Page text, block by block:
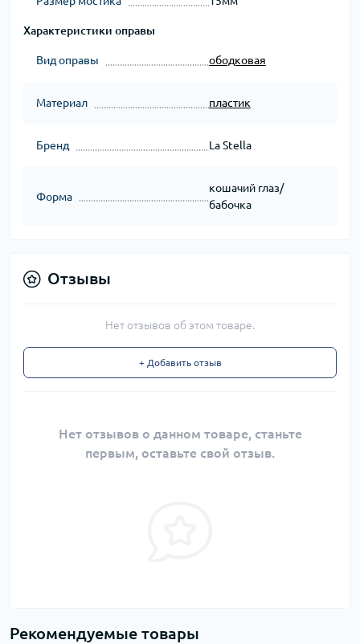
Характеристики оправы
Вид оправы ободковая
Материал пластик
Бренд La Stella
Форма
кошачий глаз/
бабочка
Отзывы
Нет отзывов об этом товаре.
+ Добавить отзыв
Нет отзывов о данном товаре, станьте
первым, оставьте свой отзыв.
Рекомендуемые товары